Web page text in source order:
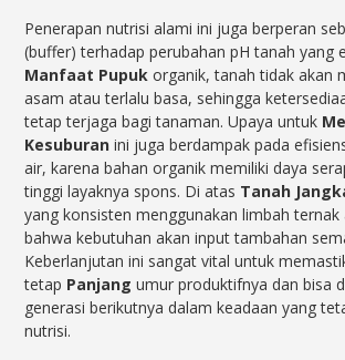
Penerapan nutrisi alami ini juga berperan
(buffer) terhadap perubahan pH tanah yang
Manfaat Pupuk organik, tanah tidak akan
asam atau terlalu basa, sehingga
tetap terjaga bagi tanaman. Upaya untuk
Kesuburan ini juga berdampak pada
air, karena bahan organik memiliki daya
tinggi layaknya spons. Di atas Tanah
yang konsisten menggunakan limbah
bahwa kebutuhan akan input tambahan
Keberlanjutan ini sangat vital untuk
tetap Panjang umur produktifnya dan bisa
generasi berikutnya dalam keadaan yang
nutrisi.